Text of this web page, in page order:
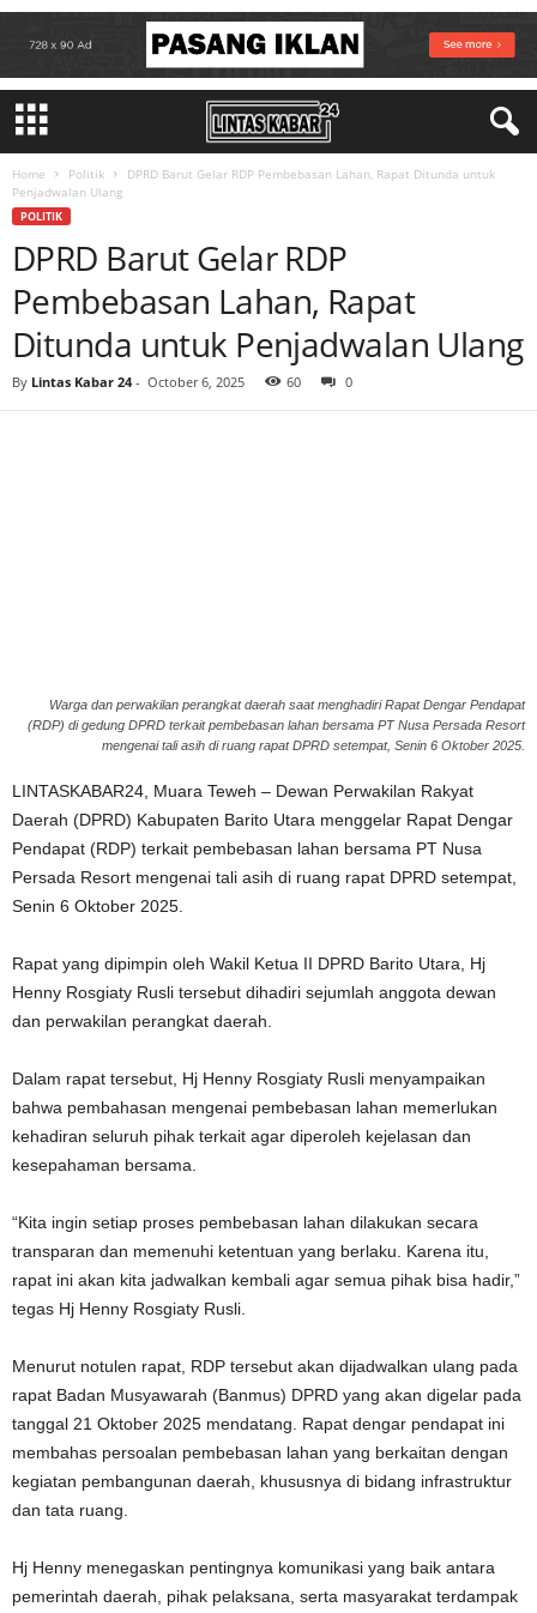
Home Politik
DPRD Barut Gelar RDP Pembebasan Lahan, Rapat Ditunda untuk
Penjadwalan Ulang
POLITIK
DPRD Barut Gelar RDP
Pembebasan Lahan, Rapat
Ditunda untuk Penjadwalan Ulang
By Lintas Kabar 24- October 6, 2025 60 0
Warga dan perwakilan perangkat daerah saat menghadiri Rapat Dengar Pendapat
(RDP) di gedung DPRD terkait pembebasan lahan bersama PT Nusa Persada Resort
mengenai tali asih di ruang rapat DPRD setempat, Senin 6 Oktober 2025.
LINTASKABAR24, Muara Teweh – Dewan Perwakilan Rakyat
Daerah (DPRD) Kabupaten Barito Utara menggelar Rapat Dengar
Pendapat (RDP) terkait pembebasan lahan bersama PT Nusa
Persada Resort mengenai tali asih di ruang rapat DPRD setempat,
Senin 6 Oktober 2025.
Rapat yang dipimpin oleh Wakil Ketua II DPRD Barito Utara, Hj
Henny Rosgiaty Rusli tersebut dihadiri sejumlah anggota dewan
dan perwakilan perangkat daerah.
Dalam rapat tersebut, Hj Henny Rosgiaty Rusli menyampaikan
bahwa pembahasan mengenai pembebasan lahan memerlukan
kehadiran seluruh pihak terkait agar diperoleh kejelasan dan
kesepahaman bersama.
“Kita ingin setiap proses pembebasan lahan dilakukan secara
transparan dan memenuhi ketentuan yang berlaku. Karena itu,
rapat ini akan kita jadwalkan kembali agar semua pihak bisa hadir,”
tegas Hj Henny Rosgiaty Rusli.
Menurut notulen rapat, RDP tersebut akan dijadwalkan ulang pada
rapat Badan Musyawarah (Banmus) DPRD yang akan digelar pada
tanggal 21 Oktober 2025 mendatang. Rapat dengar pendapat ini
membahas persoalan pembebasan lahan yang berkaitan dengan
kegiatan pembangunan daerah, khususnya di bidang infrastruktur
dan tata ruang.
Hj Henny menegaskan pentingnya komunikasi yang baik antara
pemerintah daerah, pihak pelaksana, serta masyarakat terdampak